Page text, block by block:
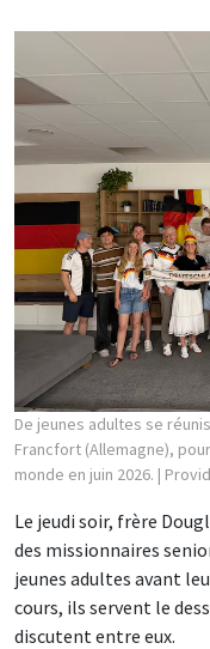
De jeunes adultes se
Francfort (Allemagne),
monde en juin 2026. |
Le jeudi soir, frère
des missionnaires
jeunes adultes avant
cours, ils servent le
discutent entre eux.